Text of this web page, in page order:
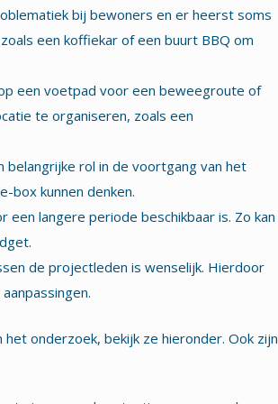
bij bewoners en er heerst soms
een koffiekar of een buurt BBQ om
een voetpad voor een beweegroute of
te organiseren, zoals een
rol in de voortgang van het
box kunnen denken.
langere periode beschikbaar is. Zo kan
de projectleden is wenselijk. Hierdoor
onderzoek, bekijk ze hieronder. Ook zijn